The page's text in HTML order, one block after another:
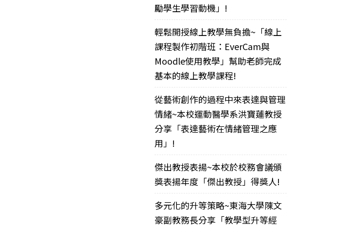
勵學生學習動機」!
輕鬆開授線上教學無負擔~「線上
課程製作初階班：EverCam與
Moodle使用教學」幫助老師完成
基本的線上教學課程!
從藝術創作的過程中來表達與管理
情緒~本校運動醫學系洪寶蓮教授
分享「表達藝術在情緒管理之應
用」!
傑出教授表揚~本校於校務會議頒
獎表揚年度「傑出教授」得獎人!
多元化的升等策略~東海大學陳文
豪副教務長分享「教學型升等經